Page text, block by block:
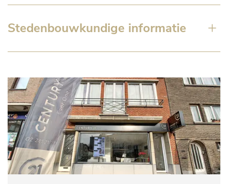
Stedenbouwkundige informatie